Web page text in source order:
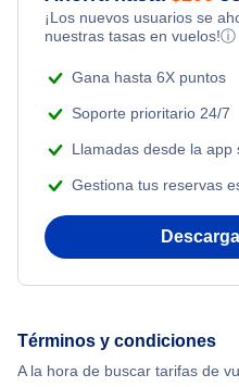
Flights from Nueva York to
Flights from Nueva York to
Flights from Nueva York to
Flights from Shanghai to
Beach Vacations
¡Los nuevos usuarios se
nuestras tasas en vuelos!ⓘ
Gana hasta 6X puntos
Soporte prioritario 24/7
Llamadas desde la app
Gestiona tus reservas
Términos y condiciones
A la hora de buscar tarifas de